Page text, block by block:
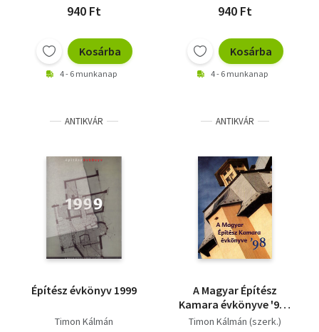
940 Ft
Kosárba
4 - 6 munkanap
940 Ft
Kosárba
4 - 6 munkanap
ANTIKVÁR
Építész évkönyv 1999
Timon Kálmán
ANTIKVÁR
A Magyar Építész
Kamara évkönyve '98 -
újszerű
Timon Kálmán (szerk.)